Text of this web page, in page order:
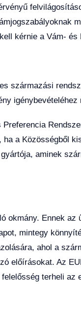
kérnie a Vám-
származási
igénybevételéhez
a Közösségből
aminek
okmány. Ennek
mintegy
ahol a
előírásokat. Az
terheli